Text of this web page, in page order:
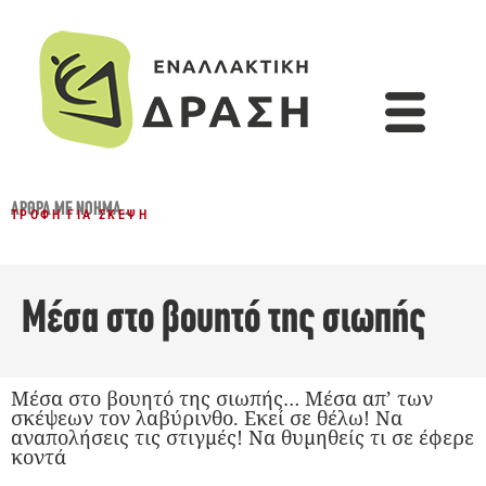
ΆΡΘΡΑ ΜΕ ΝΌΗΜΑ...
ΤΡΟΦΉ ΓΙΑ ΣΚΈΨΗ
Μέσα στο βουητό της σιωπής
Μέσα στο βουητό της σιωπής… Μέσα απ’ των
σκέψεων τον λαβύρινθο. Εκεί σε θέλω! Να
αναπολήσεις τις στιγμές! Να θυμηθείς τι σε έφερε
κοντά